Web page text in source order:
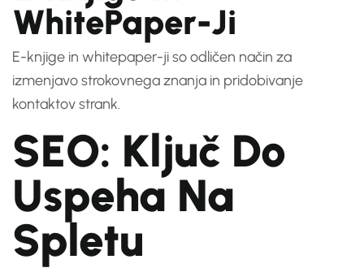
WhitePaper-Ji
E-knjige in whitepaper-ji so odličen način za
izmenjavo strokovnega znanja in pridobivanje
kontaktov strank.
SEO: Ključ Do
Uspeha Na
Spletu